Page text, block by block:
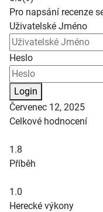
Pro napsání recenze
Uživatelské Jméno
Heslo
Login
Červenec 12, 2025
Celkové hodnocení
1.8
Příběh
1.0
Herecké výkony